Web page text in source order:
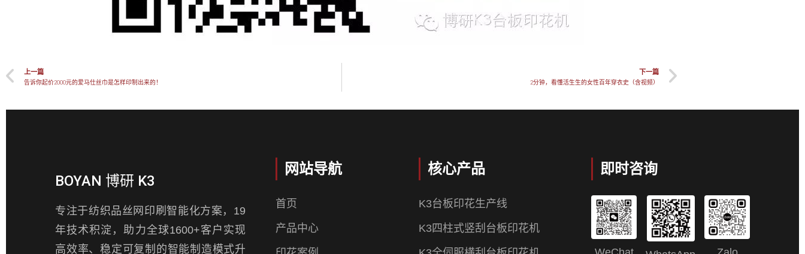
上一篇
告诉你起价2000元的爱马仕丝巾是怎样印制出来的！
下一篇
2分钟，看懂活生生的女性百年穿衣史（含视频）
BOYAN 博研 K3
专注于纺织品丝网印刷智能化方案，19
年技术积淀，助力全球1600+客户实现
高效率、稳定可复制的智能制造模式升
网站导航
首页
产品中心
核心产品
K3台板印花生产线
K3四柱式竖刮台板印花机
即时咨询